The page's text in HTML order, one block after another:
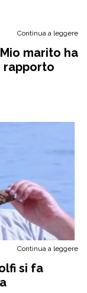
Continua a leggere
marito ha
rapporto
Continua a leggere
si fa